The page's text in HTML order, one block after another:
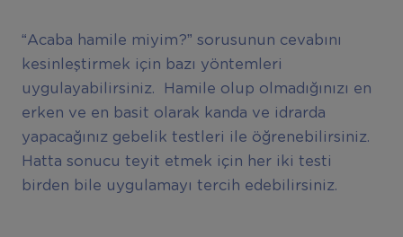
“Acaba hamile miyim?” sorusunun cevabını
kesinleştirmek için bazı yöntemleri
uygulayabilirsiniz. Hamile olup olmadığınızı en
erken ve en basit olarak kanda ve idrarda
yapacağınız gebelik testleri ile öğrenebilirsiniz.
Hatta sonucu teyit etmek için her iki testi
birden bile uygulamayı tercih edebilirsiniz.